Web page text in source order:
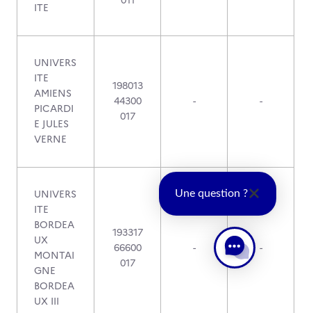
ITE
UNIVERS
ITE
AMIENS
PICARDI
E JULES
VERNE
198013
44300
017
- -
UNIVERS
ITE
BORDEA
UX
MONTAI
GNE
BORDEA
UX III
193317
66600
017
- -
Une question ?